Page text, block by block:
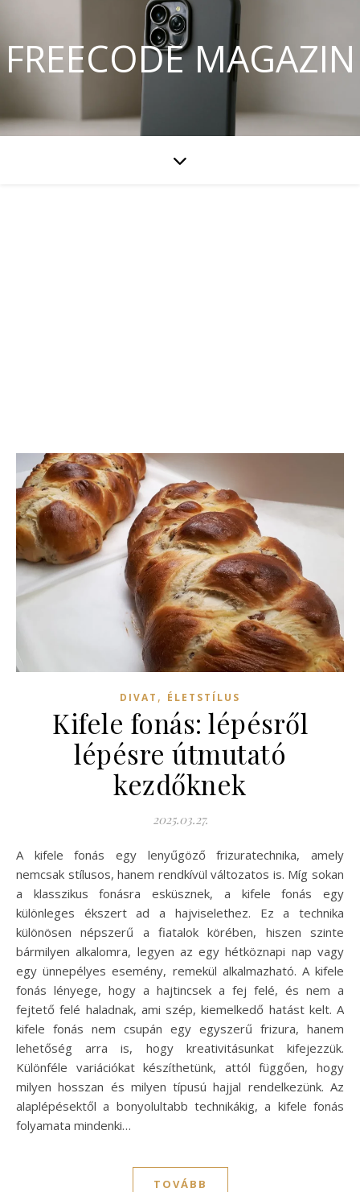
FREECODE MAGAZIN
DIVAT , ÉLETSTÍLUS
Kifele fonás: lépésről
lépésre útmutató
kezdőknek
2025.03.27.
A kifele fonás egy lenyűgöző frizuratechnika, amely
nemcsak stílusos, hanem rendkívül változatos is. Míg sokan
a klasszikus fonásra esküsznek, a kifele fonás egy
különleges ékszert ad a hajviselethez. Ez a technika
különösen népszerű a fiatalok körében, hiszen szinte
bármilyen alkalomra, legyen az egy hétköznapi nap vagy
egy ünnepélyes esemény, remekül alkalmazható. A kifele
fonás lényege, hogy a hajtincsek a fej felé, és nem a
fejtető felé haladnak, ami szép, kiemelkedő hatást kelt. A
kifele fonás nem csupán egy egyszerű frizura, hanem
lehetőség arra is, hogy kreativitásunkat kifejezzük.
Különféle variációkat készíthetünk, attól függően, hogy
milyen hosszan és milyen típusú hajjal rendelkezünk. Az
alaplépésektől a bonyolultabb technikákig, a kifele fonás
folyamata mindenki…
TOVÁBB